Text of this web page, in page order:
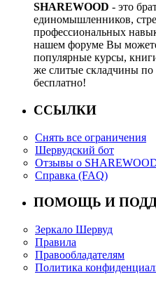
SHAREWOOD - это
единомышленников,
профессиональных
нашем форуме Вы
популярные курсы,
же слитые складчины
бесплатно!
ССЫЛКИ
Снять все ограничения
Шервудский бот
Отзывы о
Справка (FAQ)
ПОМОЩЬ И
Зеркало Шервуд
Правила
Правообладателям
Политика